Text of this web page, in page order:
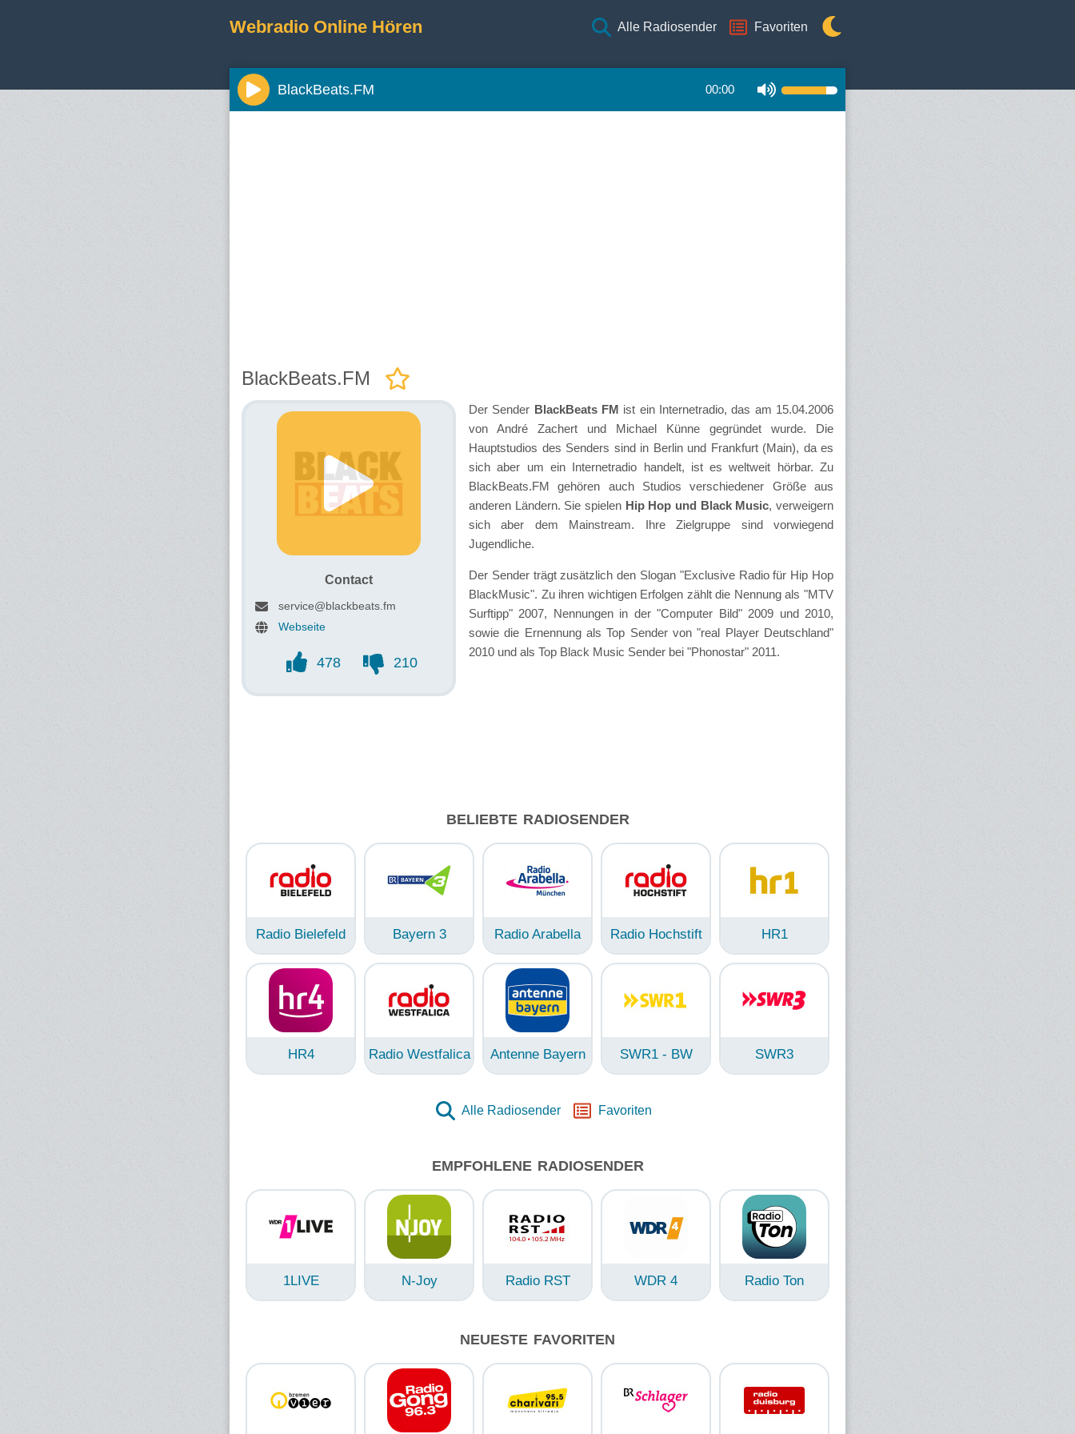
Webradio Online Hören Alle Radiosender Favoriten
BlackBeats.FM 00:00
BlackBeats.FM
Contact
service@blackbeats.fm
Webseite
478 210
Der Sender BlackBeats FM ist ein Internetradio, das am 15.04.2006
von André Zachert und Michael Künne gegründet wurde. Die
Hauptstudios des Senders sind in Berlin und Frankfurt (Main), da es
sich aber um ein Internetradio handelt, ist es weltweit hörbar. Zu
BlackBeats.FM gehören auch Studios verschiedener Größe aus
anderen Ländern. Sie spielen Hip Hop und Black Music, verweigern
sich aber dem Mainstream. Ihre Zielgruppe sind vorwiegend
Jugendliche.
Der Sender trägt zusätzlich den Slogan "Exclusive Radio für Hip Hop
BlackMusic". Zu ihren wichtigen Erfolgen zählt die Nennung als "MTV
Surftipp" 2007, Nennungen in der "Computer Bild" 2009 und 2010,
sowie die Ernennung als Top Sender von "real Player Deutschland"
2010 und als Top Black Music Sender bei "Phonostar" 2011.
BELIEBTE RADIOSENDER
Radio Bielefeld Bayern 3 Radio Arabella Radio Hochstift HR1
HR4 Radio Westfalica Antenne Bayern SWR1 - BW SWR3
Alle Radiosender Favoriten
EMPFOHLENE RADIOSENDER
1LIVE N-Joy Radio RST WDR 4 Radio Ton
NEUESTE FAVORITEN